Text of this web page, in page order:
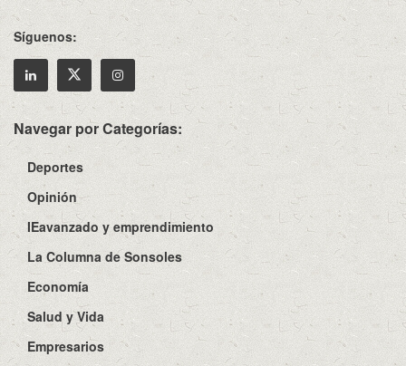
Síguenos:
Navegar por Categorías:
Deportes
Opinión
IEavanzado y emprendimiento
La Columna de Sonsoles
Economía
Salud y Vida
Empresarios